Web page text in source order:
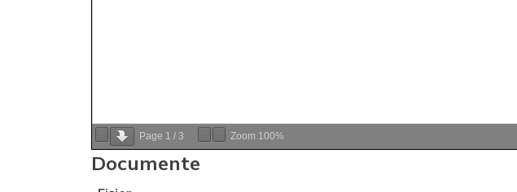
Page 1 / 3 Zoom 100%
Documente